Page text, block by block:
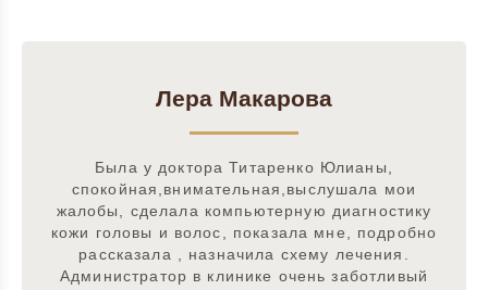
Лера Макарова
Была у доктора Титаренко Юлианы,
спокойная,внимательная,выслушала мои
жалобы, сделала компьютерную диагностику
кожи головы и волос, показала мне, подробно
рассказала , назначила схему лечения.
Администратор в клинике очень заботливый